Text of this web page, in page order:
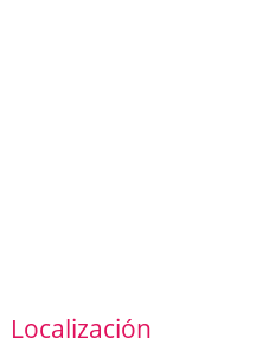
Localización